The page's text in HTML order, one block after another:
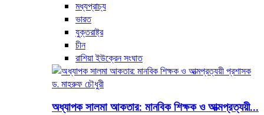
মধ্যপ্রাচ্য
ভারত
যুক্তরাষ্ট্র
চীন
রাশিয়া ইউক্রেন সংঘাত
অধ্যাপক সালমা আকতার: মানবিক শিক্ষক ও আত্মপ্রত্যয়ী...